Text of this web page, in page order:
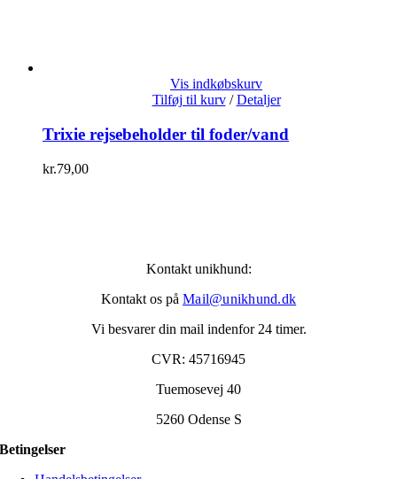
Vis indkøbskurv
Tilføj til kurv / Detaljer
Trixie rejsebeholder til foder/vand
kr.79,00
Kontakt unikhund:
Kontakt os på Mail@unikhund.dk
Vi besvarer din mail indenfor 24 timer.
CVR: 45716945
Tuemosevej 40
5260 Odense S
Betingelser